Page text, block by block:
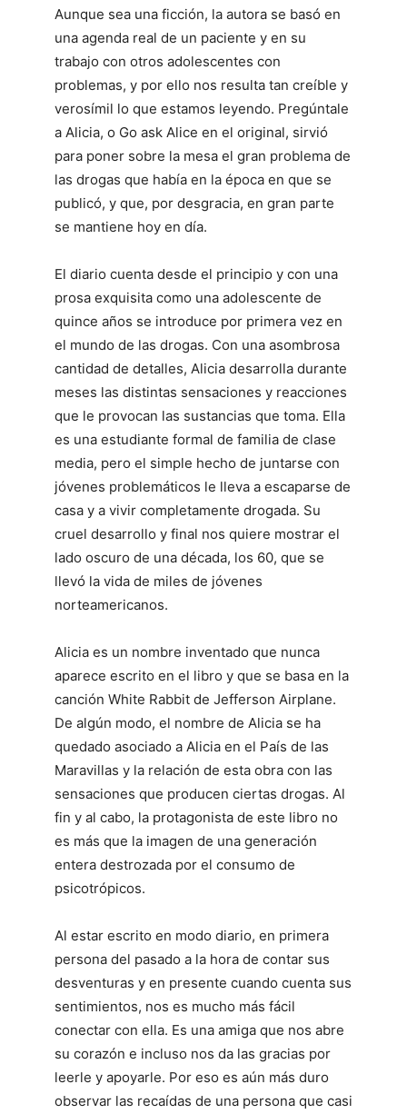
Aunque sea una ficción, la autora se basó en
una agenda real de un paciente y en su
trabajo con otros adolescentes con
problemas, y por ello nos resulta tan creíble y
verosímil lo que estamos leyendo. Pregúntale
a Alicia, o Go ask Alice en el original, sirvió
para poner sobre la mesa el gran problema de
las drogas que había en la época en que se
publicó, y que, por desgracia, en gran parte
se mantiene hoy en día.
El diario cuenta desde el principio y con una
prosa exquisita como una adolescente de
quince años se introduce por primera vez en
el mundo de las drogas. Con una asombrosa
cantidad de detalles, Alicia desarrolla durante
meses las distintas sensaciones y reacciones
que le provocan las sustancias que toma. Ella
es una estudiante formal de familia de clase
media, pero el simple hecho de juntarse con
jóvenes problemáticos le lleva a escaparse de
casa y a vivir completamente drogada. Su
cruel desarrollo y final nos quiere mostrar el
lado oscuro de una década, los 60, que se
llevó la vida de miles de jóvenes
norteamericanos.
Alicia es un nombre inventado que nunca
aparece escrito en el libro y que se basa en la
canción White Rabbit de Jefferson Airplane.
De algún modo, el nombre de Alicia se ha
quedado asociado a Alicia en el País de las
Maravillas y la relación de esta obra con las
sensaciones que producen ciertas drogas. Al
fin y al cabo, la protagonista de este libro no
es más que la imagen de una generación
entera destrozada por el consumo de
psicotrópicos.
Al estar escrito en modo diario, en primera
persona del pasado a la hora de contar sus
desventuras y en presente cuando cuenta sus
sentimientos, nos es mucho más fácil
conectar con ella. Es una amiga que nos abre
su corazón e incluso nos da las gracias por
leerle y apoyarle. Por eso es aún más duro
observar las recaídas de una persona que casi